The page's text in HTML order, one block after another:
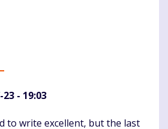
23 - 19:03
to write excellent, but the last